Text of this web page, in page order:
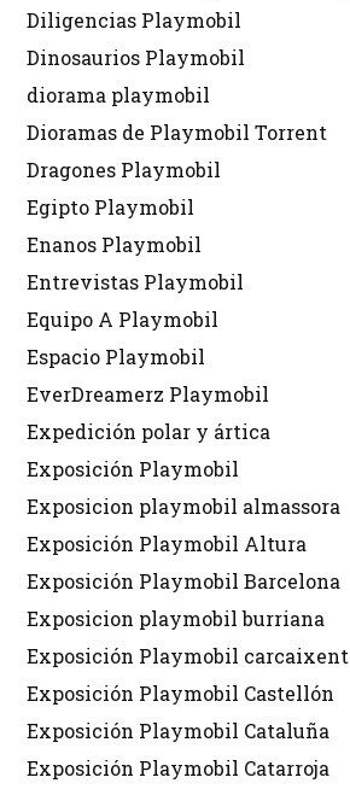
Diligencias Playmobil
Dinosaurios Playmobil
diorama playmobil
Dioramas de Playmobil Torrent
Dragones Playmobil
Egipto Playmobil
Enanos Playmobil
Entrevistas Playmobil
Equipo A Playmobil
Espacio Playmobil
EverDreamerz Playmobil
Expedición polar y ártica
Exposición Playmobil
Exposicion playmobil almassora
Exposición Playmobil Altura
Exposición Playmobil Barcelona
Exposicion playmobil burriana
Exposición Playmobil carcaixent
Exposición Playmobil Castellón
Exposición Playmobil Cataluña
Exposición Playmobil Catarroja